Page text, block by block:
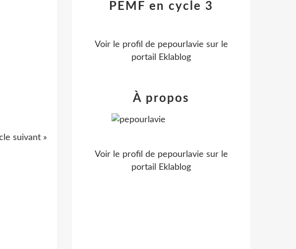
suivant »
PEMF en cycle 3
Voir le profil de pepourlavie sur le
portail Eklablog
À propos
Voir le profil de pepourlavie sur le
portail Eklablog